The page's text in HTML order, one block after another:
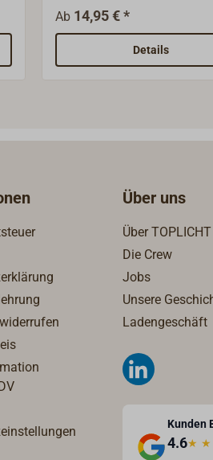
Peters &
in kurzer oder langer
Ab 14,95 € *
Details
Über uns
Über TOPLICHT
Die Crew
Jobs
Unsere
Ladengeschäft
Kunden
4.6★ ★